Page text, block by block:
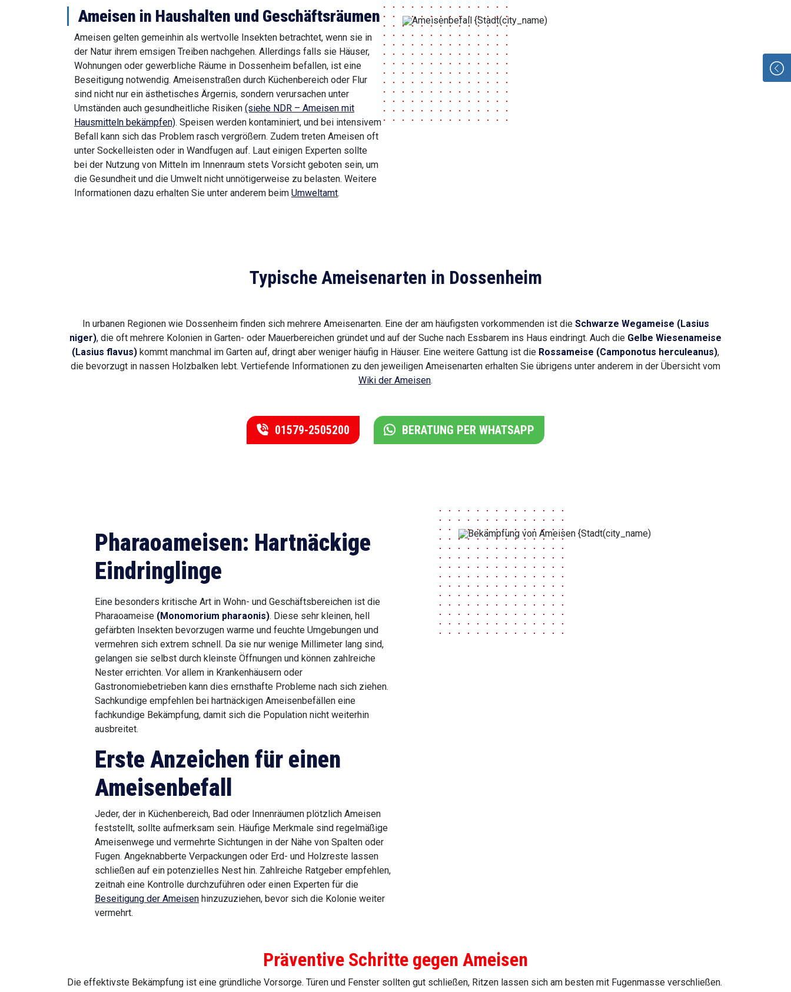
Ameisen in Haushalten und Geschäftsräumen
Ameisen gelten gemeinhin als wertvolle Insekten betrachtet, wenn sie in
der Natur ihrem emsigen Treiben nachgehen. Allerdings falls sie Häuser,
Wohnungen oder gewerbliche Räume in Dossenheim befallen, ist eine
Beseitigung notwendig. Ameisenstraßen durch Küchenbereich oder Flur
sind nicht nur ein ästhetisches Ärgernis, sondern verursachen unter
Umständen auch gesundheitliche Risiken (siehe NDR – Ameisen mit
Hausmitteln bekämpfen). Speisen werden kontaminiert, und bei intensivem
Befall kann sich das Problem rasch vergrößern. Zudem treten Ameisen oft
unter Sockelleisten oder in Wandfugen auf. Laut einigen Experten sollte
bei der Nutzung von Mitteln im Innenraum stets Vorsicht geboten sein, um
die Gesundheit und die Umwelt nicht unnötigerweise zu belasten. Weitere
Informationen dazu erhalten Sie unter anderem beim Umweltamt.
Typische Ameisenarten in Dossenheim
In urbanen Regionen wie Dossenheim finden sich mehrere Ameisenarten. Eine der am häufigsten vorkommenden ist die Schwarze Wegameise (Lasius
niger), die oft mehrere Kolonien in Garten- oder Mauerbereichen gründet und auf der Suche nach Essbarem ins Haus eindringt. Auch die Gelbe Wiesenameise
(Lasius flavus) kommt manchmal im Garten auf, dringt aber weniger häufig in Häuser. Eine weitere Gattung ist die Rossameise (Camponotus herculeanus),
die bevorzugt in nassen Holzbalken lebt. Vertiefende Informationen zu den jeweiligen Ameisenarten erhalten Sie übrigens unter anderem in der Übersicht vom
Wiki der Ameisen.
01579-2505200 BERATUNG PER WHATSAPP
Pharaoameisen: Hartnäckige
Eindringlinge
Eine besonders kritische Art in Wohn- und Geschäftsbereichen ist die
Pharaoameise (Monomorium pharaonis). Diese sehr kleinen, hell
gefärbten Insekten bevorzugen warme und feuchte Umgebungen und
vermehren sich extrem schnell. Da sie nur wenige Millimeter lang sind,
gelangen sie selbst durch kleinste Öffnungen und können zahlreiche
Nester errichten. Vor allem in Krankenhäusern oder
Gastronomiebetrieben kann dies ernsthafte Probleme nach sich ziehen.
Sachkundige empfehlen bei hartnäckigen Ameisenbefällen eine
fachkundige Bekämpfung, damit sich die Population nicht weiterhin
ausbreitet.
Erste Anzeichen für einen
Ameisenbefall
Jeder, der in Küchenbereich, Bad oder Innenräumen plötzlich Ameisen
feststellt, sollte aufmerksam sein. Häufige Merkmale sind regelmäßige
Ameisenwege und vermehrte Sichtungen in der Nähe von Spalten oder
Fugen. Angeknabberte Verpackungen oder Erd- und Holzreste lassen
schließen auf ein potenzielles Nest hin. Zahlreiche Ratgeber empfehlen,
zeitnah eine Kontrolle durchzuführen oder einen Experten für die
Beseitigung der Ameisen hinzuzuziehen, bevor sich die Kolonie weiter
vermehrt.
Präventive Schritte gegen Ameisen
Die effektivste Bekämpfung ist eine gründliche Vorsorge. Türen und Fenster sollten gut schließen, Ritzen lassen sich am besten mit Fugenmasse verschließen.